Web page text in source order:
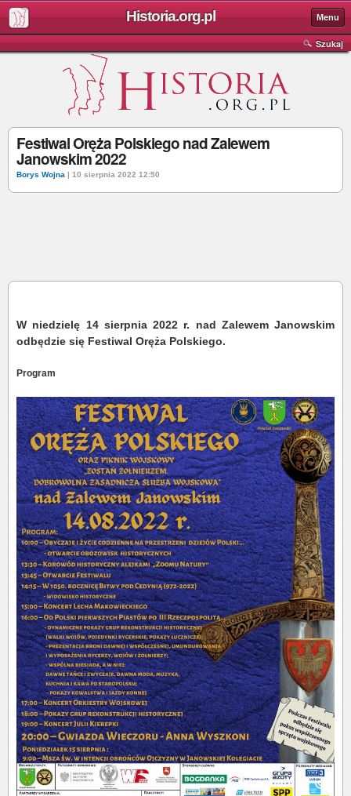
Historia.org.pl Menu
Szukaj
Festiwal Oręża Polskiego nad Zalewem
Janowskim 2022
Borys Wojna | 10 sierpnia 2022 12:50
W niedzielę 14 sierpnia 2022 r. nad Zalewem Janowskim
odbędzie się Festiwal Oręża Polskiego.
Program